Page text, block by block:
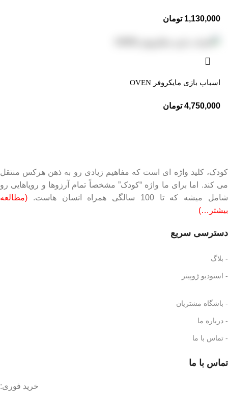
1,130,000 تومان
اسباب بازی مایکروفر OVEN
4,750,000 تومان
کودک، کلید واژه ای است که مفاهیم زیادی رو به ذهن هرکس منتقل
می کند. اما برای ما واژه “کودک” مشخصاً تمام آرزوها و رویاهایی رو
شامل میشه که تا 100 سالگی همراه انسان هاست.
(مطالعه
بیشتر…)
دسترسی سریع
- بلاگ
- استودیو ژوپیتر
- باشگاه مشتریان
- درباره ما
- تماس با ما
تماس با ما
خرید فوری: